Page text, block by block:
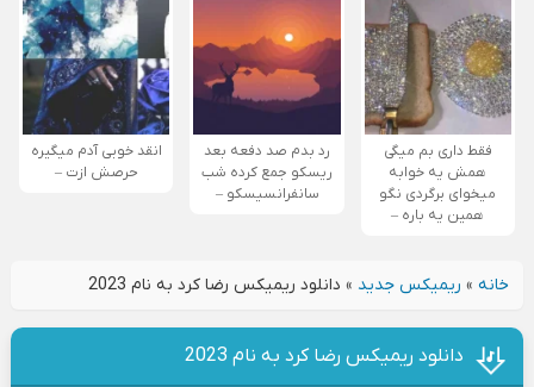
فقط داری بم میگی
همش یه خوابه
میخوای برگردی نگو
همین یه باره –
رد بدم صد دفعه بعد
ریسکو جمع کرده شب
سانفرانسیسکو –
انقد خوبی آدم میگیره
حرصش ازت –
خانه» ریمیکس جدید » دانلود ریمیکس رضا کرد به نام 2023
دانلود ریمیکس رضا کرد به نام 2023